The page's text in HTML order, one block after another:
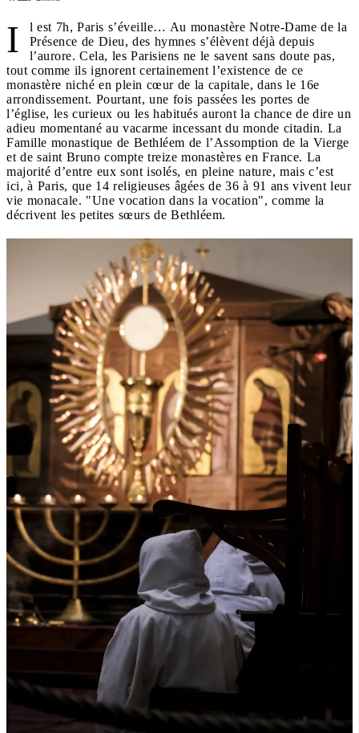
I
l est 7h, Paris s’éveille… Au monastère Notre-Dame de la
Présence de Dieu, des hymnes s’élèvent déjà depuis
l’aurore. Cela, les Parisiens ne le savent sans doute pas,
tout comme ils ignorent certainement l’existence de ce
monastère niché en plein cœur de la capitale, dans le 16e
arrondissement. Pourtant, une fois passées les portes de
l’église, les curieux ou les habitués auront la chance de dire un
adieu momentané au vacarme incessant du monde citadin. La
Famille monastique de Bethléem de l’Assomption de la Vierge
et de saint Bruno compte treize monastères en France. La
majorité d’entre eux sont isolés, en pleine nature, mais c’est
ici, à Paris, que 14 religieuses âgées de 36 à 91 ans vivent leur
vie monacale. "Une vocation dans la vocation", comme la
décrivent les petites sœurs de Bethléem.